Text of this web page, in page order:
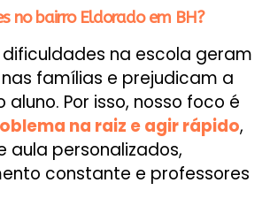
no bairro Eldorado em BH?
na escola geram
famílias e prejudicam a
Por isso, nosso foco é
na raiz e agir rápido,
aula personalizados,
constante e professores